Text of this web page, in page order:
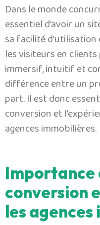
Dans le monde
essentiel d’avoir un
sa facilité
les visiteurs en
immersif, intuitif et
différence entre un
part. Il est donc
conversion et
agences immobilières.
Importance
conversion
les